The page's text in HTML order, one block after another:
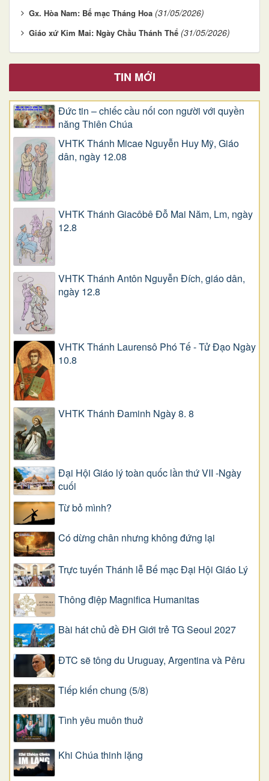
Gx. Hòa Nam: Bế mạc Tháng Hoa (31/05/2026)
Giáo xứ Kim Mai: Ngày Chầu Thánh Thể (31/05/2026)
TIN MỚI
Đức tin – chiếc cầu nối con người với quyền
năng Thiên Chúa
VHTK Thánh Micae Nguyễn Huy Mỹ, Giáo
dân, ngày 12.08
VHTK Thánh Giacôbê Ðỗ Mai Năm, Lm, ngày
12.8
VHTK Thánh Antôn Nguyễn Ðích, giáo dân,
ngày 12.8
VHTK Thánh Laurensô Phó Tế - Tử Đạo Ngày
10.8
VHTK Thánh Đaminh Ngày 8. 8
Đại Hội Giáo lý toàn quốc lần thứ VII -Ngày
cuối
Từ bỏ mình?
Có dừng chân nhưng không đứng lại
Trực tuyến Thánh lễ Bế mạc Đại Hội Giáo Lý
Thông điệp Magnifica Humanitas
Bài hát chủ đề ĐH Giới trẻ TG Seoul 2027
ĐTC sẽ tông du Uruguay, Argentina và Pêru
Tiếp kiến chung (5/8)
Tình yêu muôn thuở
Khi Chúa thinh lặng